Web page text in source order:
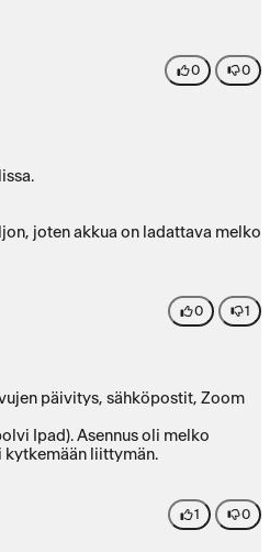
0 0
joten akkua on ladattava melko
0 1
päivitys, sähköpostit, Zoom
Ipad). Asennus oli melko
operaattorille riitti kytkemään liittymän.
1 0